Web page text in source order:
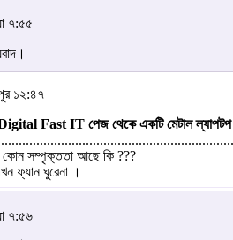
৭:৫৫
১২:৪৭
Fast IT পেজ থেকে একটি মেটাল ল্যাপটপ
কোন সম্পৃক্ততা আছে কি ???
ফ্যান ঘুরেনা ।
৭:৫৬